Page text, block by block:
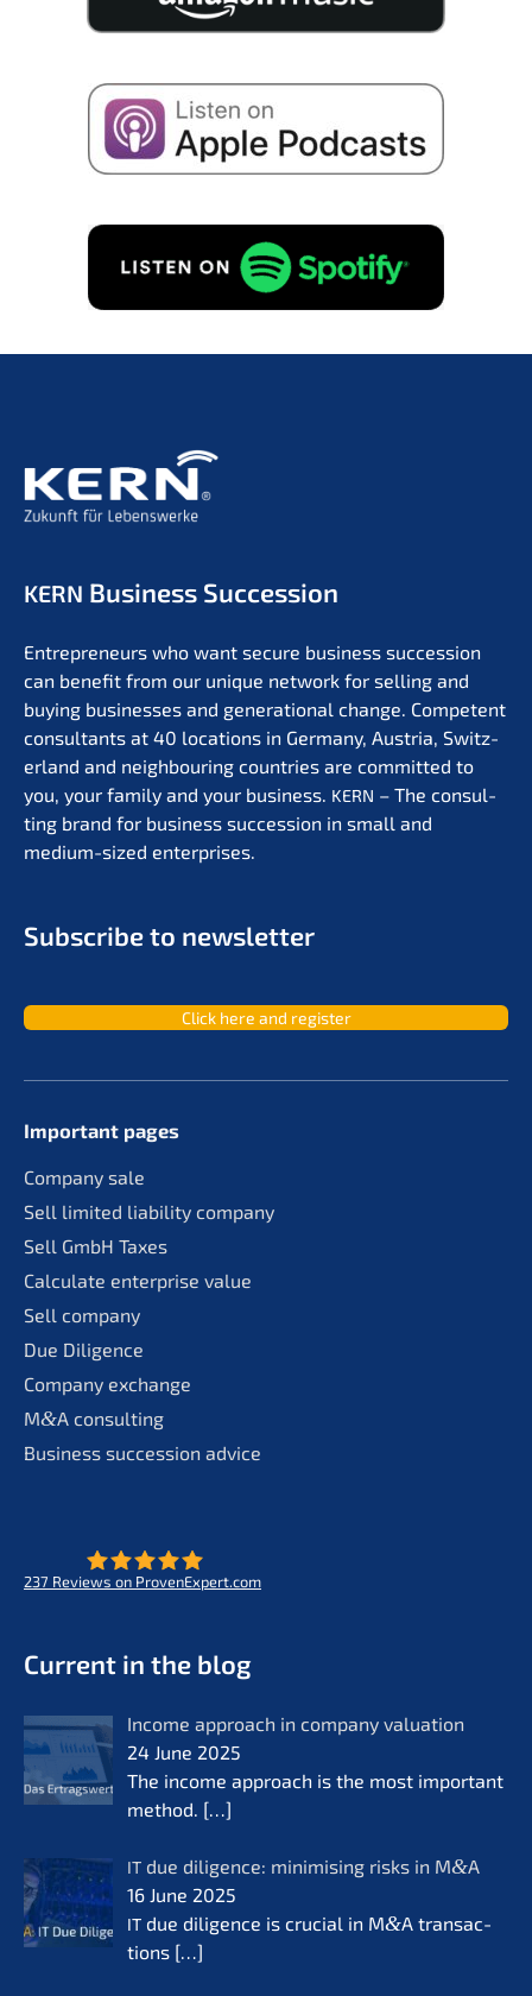
KERN Business Succession
Entre­pre­neurs who want secure business succes­si­on
can benefit from our unique network for selling and
buying businesses and genera­tio­nal change. Compe­tent
consul­tants at 40 locati­ons in Germa­ny, Austria, Switz­
er­land and neigh­bou­ring count­ries are commit­ted to
you, your family and your business. KERN – The consul­
ting brand for business succes­si­on in small and
medium-sized enterprises.
Subscri­be to newsletter
Click here and register
Important pages
Compa­ny sale
Sell limit­ed liabi­li­ty company
Sell GmbH Taxes
Calcu­la­te enter­pri­se value
Sell compa­ny
Due Diligence
Compa­ny exchange
M&A consul­ting
Business succes­si­on advice
237 Reviews on ProvenExpert.com
Current in the blog
Income approach in compa­ny valua­ti­on
24 June 2025
The income approach is the most important
method. […]
IT due diligence: minimi­sing risks in M&A
16 June 2025
IT due diligence is crucial in M&A transac­
tions […]